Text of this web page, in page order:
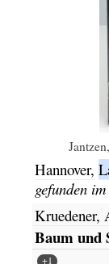
Hannover,
gefunden
Kruedener,
Baum und
+1